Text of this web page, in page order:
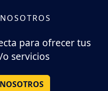
para ofrecer tus
servicios